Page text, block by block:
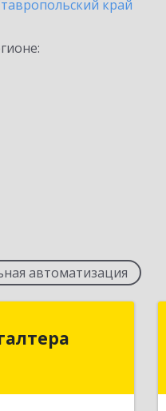
край
автоматизация
бухгалтера
край, Ейский